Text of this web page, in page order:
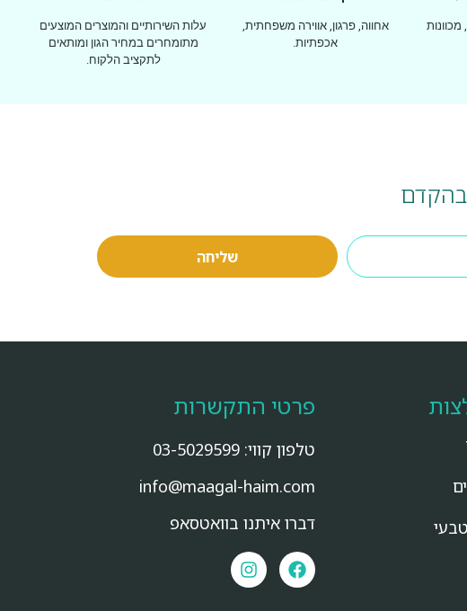
אחווה, פרגון, אווירה משפחתית,
אכפתיות.
עלות השירותיים והמוצרים המוצעים
מתומחרים במחיר הגון ומותאים
לתקציב הלקוח.
בהקדם
שליחה
פרטי התקשרות
טלפון קווי: 03-5029599
info@maagal-haim.com
דברו איתנו בוואטסאפ